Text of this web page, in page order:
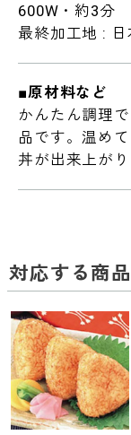
600W・約3分
最終加工地 : 日
■原材料など
かんたん調理
品です。温め
丼が出来上がり
対応する商品